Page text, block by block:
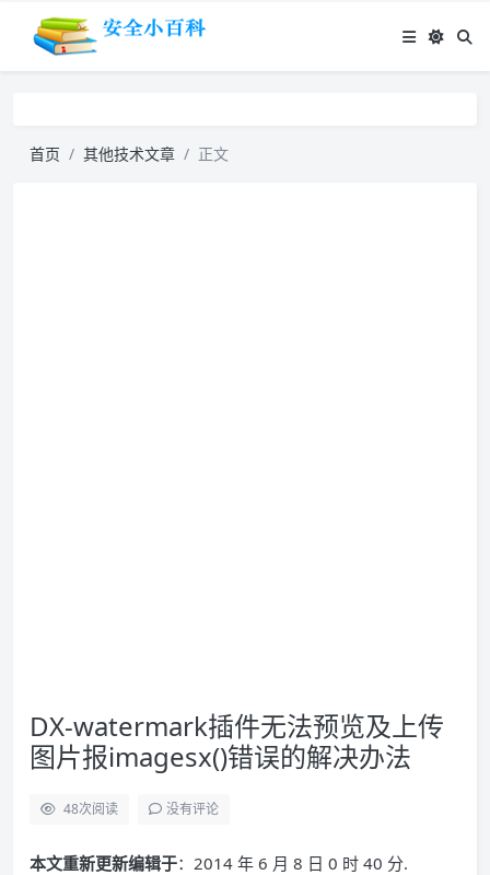
首页 其他技术文章 正文
DX-watermark插件无法预览及上传
图片报imagesx()错误的解决办法
48次阅读 没有评论
本文重新更新编辑于：2014 年 6 月 8 日 0 时 40 分.